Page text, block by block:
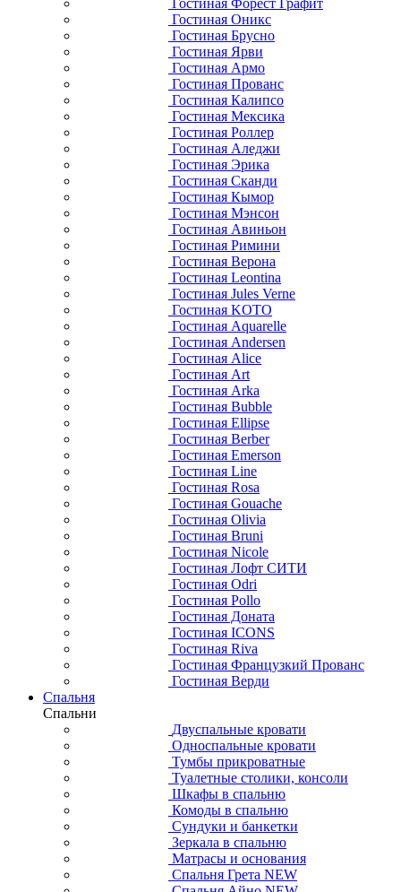
Гостиная Оникс
Гостиная Брусно
Гостиная Ярви
Гостиная Армо
Гостиная Прованс
Гостиная Калипсо
Гостиная Мексика
Гостиная Роллер
Гостиная Аледжи
Гостиная Эрика
Гостиная Сканди
Гостиная Кымор
Гостиная Мэнсон
Гостиная Авиньон
Гостиная Римини
Гостиная Верона
Гостиная Leontina
Гостиная Jules Verne
Гостиная KOTO
Гостиная Aquarelle
Гостиная Andersen
Гостиная Alice
Гостиная Art
Гостиная Arka
Гостиная Bubble
Гостиная Ellipse
Гостиная Berber
Гостиная Emerson
Гостиная Line
Гостиная Rosa
Гостиная Gouache
Гостиная Olivia
Гостиная Bruni
Гостиная Nicole
Гостиная Лофт СИТИ
Гостиная Odri
Гостиная Pollo
Гостиная Доната
Гостиная ICONS
Гостиная Riva
Гостиная Французкий Прованс
Гостиная Верди
Спальня
Спальни
Двуспальные кровати
Односпальные кровати
Тумбы прикроватные
Туалетные столики, консоли
Шкафы в спальню
Комоды в спальню
Сундуки и банкетки
Зеркала в спальню
Матрасы и основания
Спальня Грета NEW